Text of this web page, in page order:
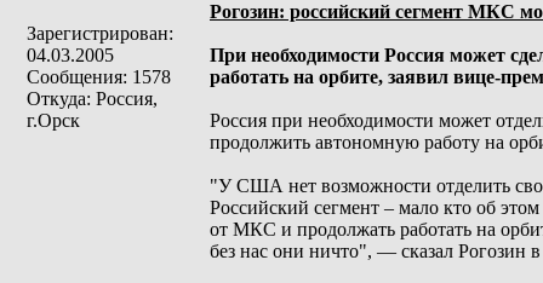
Зарегистрирован:
04.03.2005
Сообщения: 1578
Откуда: Россия,
г.Орск
Рогозин: российский сегмент МКС
При необходимости Россия может
работать на орбите, заявил вице-
Россия при необходимости может
продолжить автономную работу на
"У США нет возможности отделить
Российский сегмент – мало кто об
от МКС и продолжать работать на
без нас они ничто", — сказал Рогозин